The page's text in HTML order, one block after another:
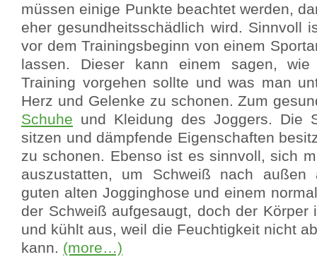
müssen einige Punkte beachtet werden,
eher gesundheitsschädlich wird. Sinnvoll
vor dem Trainingsbeginn von einem
lassen. Dieser kann einem sagen,
Training vorgehen sollte und was man
Herz und Gelenke zu schonen. Zum
Schuhe und Kleidung des Joggers. Die
sitzen und dämpfende Eigenschaften
zu schonen. Ebenso ist es sinnvoll, sich
auszustatten, um Schweiß nach außen
guten alten Jogginghose und einem
der Schweiß aufgesaugt, doch der Körper
und kühlt aus, weil die Feuchtigkeit nicht
kann. (more…)